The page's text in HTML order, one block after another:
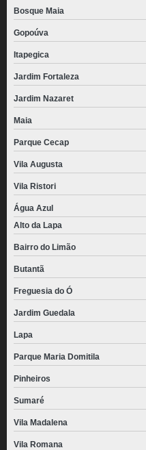
Bosque Maia
Gopoúva
Itapegica
Jardim Fortaleza
Jardim Nazaret
Maia
Parque Cecap
Vila Augusta
Vila Ristori
Água Azul
Alto da Lapa
Bairro do Limão
Butantã
Freguesia do Ó
Jardim Guedala
Lapa
Parque Maria Domitila
Pinheiros
Sumaré
Vila Madalena
Vila Romana